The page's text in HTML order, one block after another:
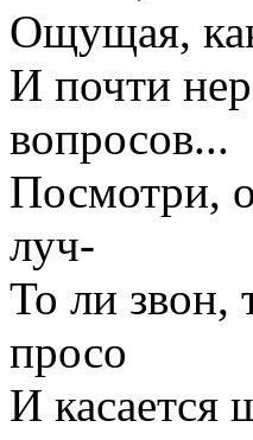
Ощущая,
И почти
вопросов...
Посмотри,
луч-
То ли звон,
просо
И касается